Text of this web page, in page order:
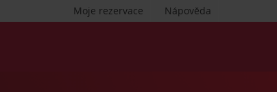
Nápověda
Moje rezervace